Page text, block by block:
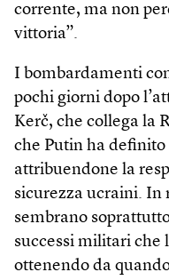
corrente, ma non
vittoria”.
I bombardamenti
pochi giorni dopo
Kerč, che collega la
che Putin ha definito
attribuendone la
sicurezza ucraini. In
sembrano
successi militari che
ottenendo da